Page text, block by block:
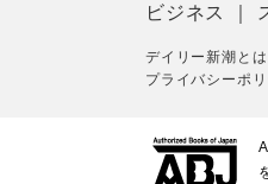
ビジネス
デイリー新潮とは
プライバシーポ